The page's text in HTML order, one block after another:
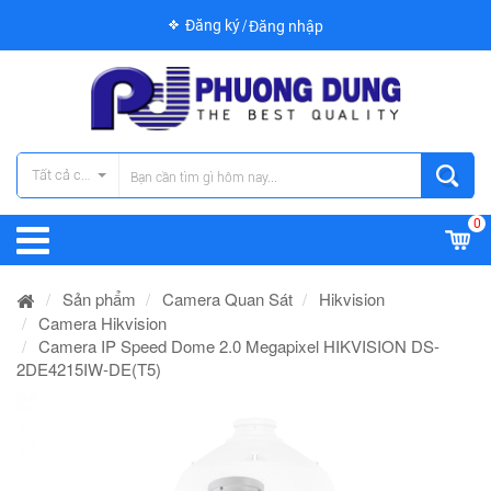
Đăng ký Đăng nhập
Tất cả các danh mục
0
Sản phẩm Camera Quan Sát
Hikvision
Camera Hikvision
Camera IP Speed Dome 2.0 Megapixel HIKVISION DS-
2DE4215IW-DE(T5)